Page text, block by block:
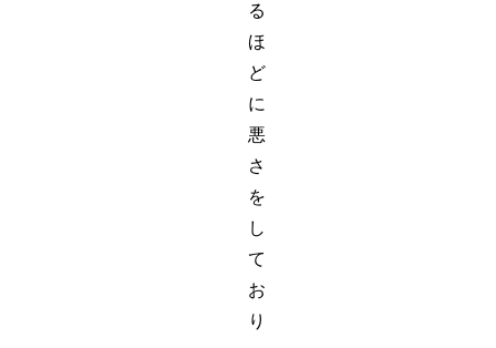
る
ほ
ど
に
悪
さ
を
し
て
お
り